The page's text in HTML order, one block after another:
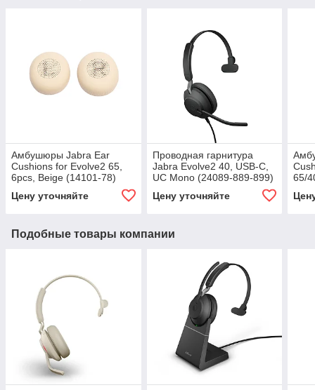
Амбушюры Jabra Ear
Cushions for Evolve2 65,
6pcs, Beige (14101-78)
Цену уточняйте
Проводная гарнитура
Jabra Evolve2 40, USB-C,
UC Mono (24089-889-899)
Цену уточняйте
65/
Подобные товары компании